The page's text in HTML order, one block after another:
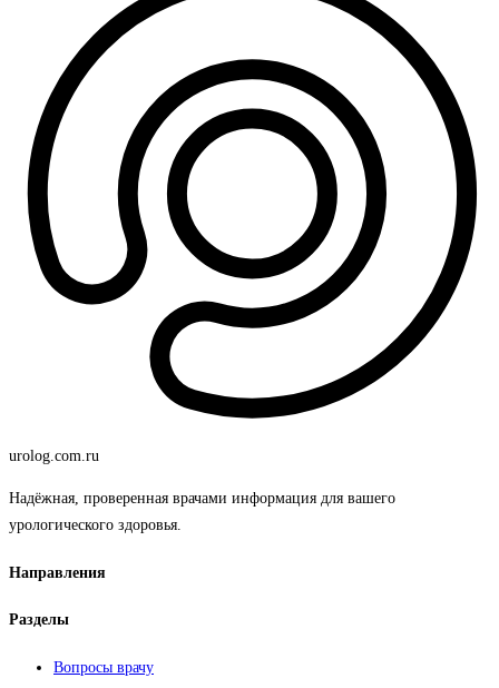
urolog.com.ru
Надёжная, проверенная врачами информация для вашего
урологического здоровья.
Направления
Разделы
Вопросы врачу